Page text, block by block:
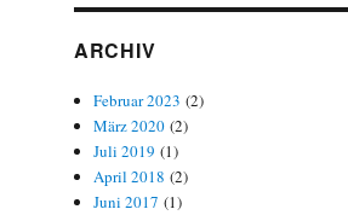
ARCHIV
Februar 2023 (2)
März 2020 (2)
Juli 2019 (1)
April 2018 (2)
Juni 2017 (1)